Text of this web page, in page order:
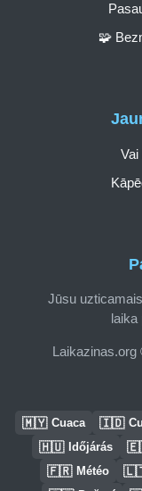
Jūsu
laika
🧩
🇲🇾 Cuaca 🇮🇩
🇭🇺 Időjárás
🇫🇷 Météo